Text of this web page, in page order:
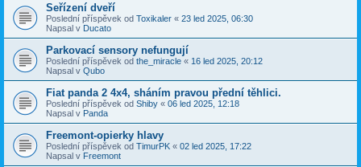
Seřízení dveří
Poslední příspěvek od Toxikaler « 23 led 2025, 06:30
Napsal v Ducato
Parkovací sensory nefungují
Poslední příspěvek od the_miracle « 16 led 2025, 20:12
Napsal v Qubo
Fiat panda 2 4x4, sháním pravou přední těhlici.
Poslední příspěvek od Shiby « 06 led 2025, 12:18
Napsal v Panda
Freemont-opierky hlavy
Poslední příspěvek od TimurPK « 02 led 2025, 17:22
Napsal v Freemont